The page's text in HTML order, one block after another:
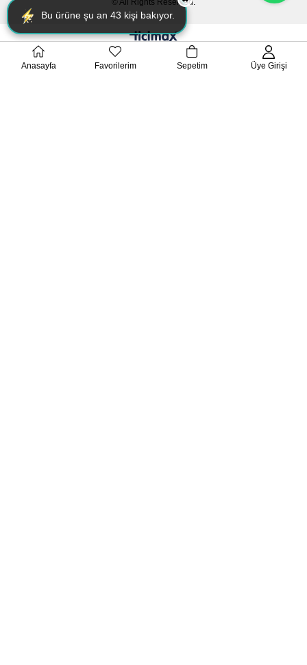
© All Rights Reserved.
Anasayfa Favorilerim Sepetim Üye Girişi
Bu ürüne şu an 43 kişi bakıyor.